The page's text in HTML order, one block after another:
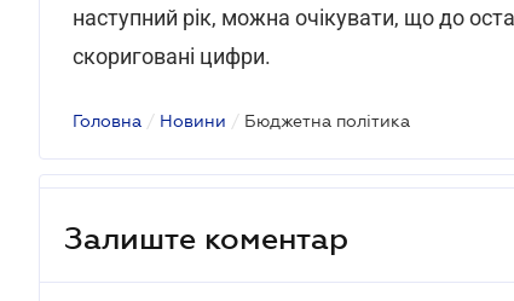
наступний рік, можна очікувати, що до
скориговані цифри.
Головна / Новини / Бюджетна політика
Залиште коментар